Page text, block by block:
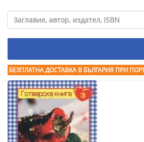
БЕЗПЛАТНА ДОСТАВКА В БЪЛГАРИЯ ПРИ